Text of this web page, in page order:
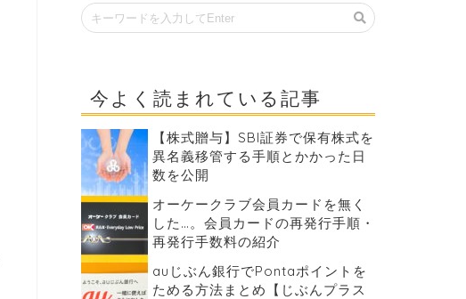
今よく読まれている記事
【株式贈与】SBI証券で保有株式を
異名義移管する手順とかかった日
数を公開
オーケークラブ会員カードを無く
した…。会員カードの再発行手順・
再発行手数料の紹介
auじぶん銀行でPontaポイントを
ためる方法まとめ【じぶんプラス